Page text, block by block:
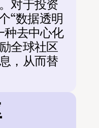
对于投资
“数据透明
种去中心化
全球社区
，从而替